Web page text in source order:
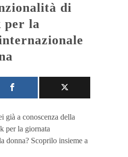
per la
già a conoscenza della
per la giornata
donna? Scoprilo insieme a